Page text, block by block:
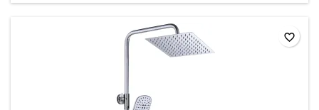
favorite_border